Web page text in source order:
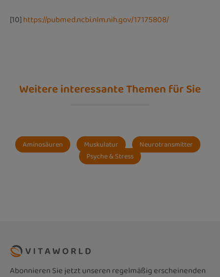
[10]https://pubmed.ncbi.nlm.nih.gov/17175808/
Weitere interessante Themen für Sie
Aminosäuren Muskulatur
Neurotransmitter
Psyche & Stress
Abonnieren Sie jetzt unseren regelmäßig erscheinenden